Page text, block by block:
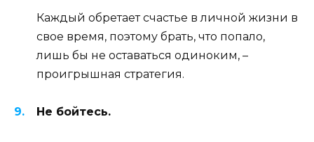
Каждый обретает счастье в личной жизни в
свое время, поэтому брать, что попало,
лишь бы не оставаться одиноким, –
проигрышная стратегия.
Не бойтесь.